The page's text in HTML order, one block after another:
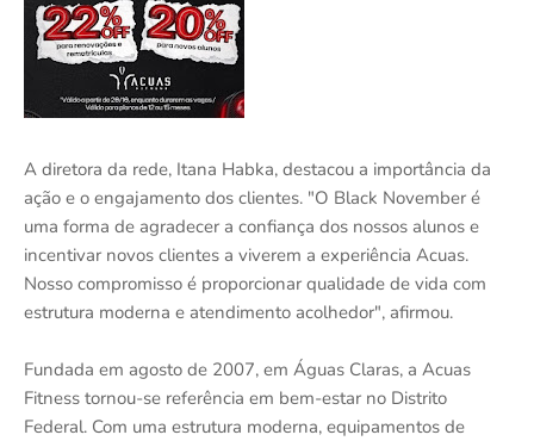
A diretora da rede, Itana Habka, destacou a importância da
ação e o engajamento dos clientes. "O Black November é
uma forma de agradecer a confiança dos nossos alunos e
incentivar novos clientes a viverem a experiência Acuas.
Nosso compromisso é proporcionar qualidade de vida com
estrutura moderna e atendimento acolhedor", afirmou.
Fundada em agosto de 2007, em Águas Claras, a Acuas
Fitness tornou-se referência em bem-estar no Distrito
Federal. Com uma estrutura moderna, equipamentos de